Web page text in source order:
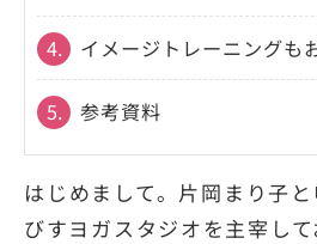
4. イメージトレーニングも
5. 参考資料
はじめまして。片岡まり子
びすヨガスタジオを主宰し